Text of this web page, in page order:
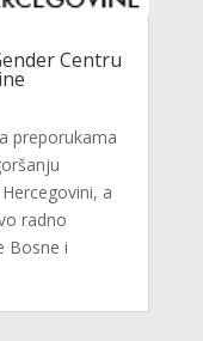
Centru
preporukama
a
radno
Bosne i